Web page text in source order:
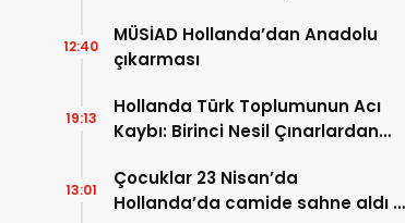
MÜSİAD Hollanda’dan Anadolu
çıkarması
12:40
Hollanda Türk Toplumunun Acı
Kaybı: Birinci Nesil Çınarlardan
19:13
Çocuklar 23 Nisan’da
Hollanda’da camide sahne aldı –
13:01